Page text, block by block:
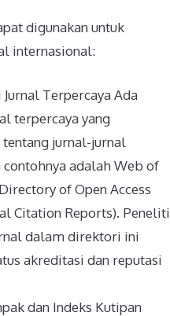
digunakan untuk
internasional:
Terpercaya Ada
terpercaya yang
jurnal-jurnal
adalah Web of
of Open Access
Citation Reports). Peneliti
dalam direktori ini
akreditasi dan reputasi
dan Indeks Kutipan